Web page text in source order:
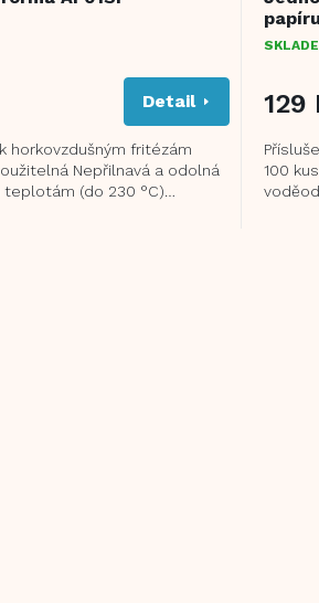
Detail
horkovzdušným fritézám
Nepřilnavá a odolná
teplotám (do 230 °C)
129
100